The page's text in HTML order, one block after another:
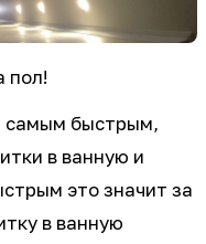
пол!
самым быстрым,
в ванную и
это значит за
в ванную